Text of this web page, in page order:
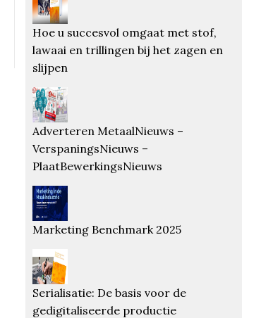
Hoe u succesvol omgaat met stof,
lawaai en trillingen bij het zagen en
slijpen
Adverteren MetaalNieuws –
VerspaningsNieuws –
PlaatBewerkingsNieuws
Marketing Benchmark 2025
Serialisatie: De basis voor de
gedigitaliseerde productie